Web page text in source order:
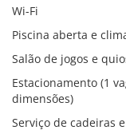
Wi-Fi
Piscina aberta e
Salão de jogos e
Estacionamento (1
dimensões)
Serviço de cadeiras